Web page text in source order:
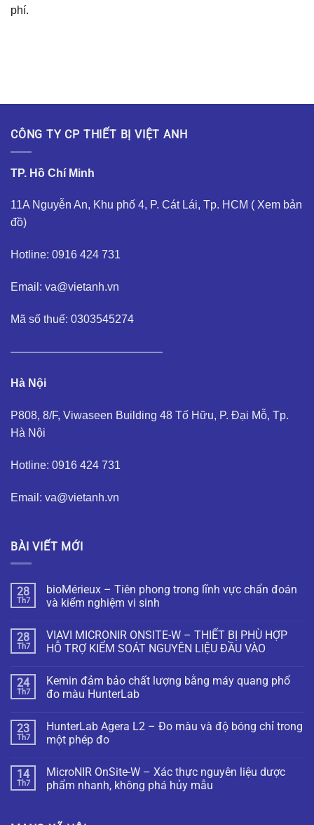
phí.
CÔNG TY CP THIẾT BỊ VIỆT ANH
TP. Hồ Chí Minh
11A Nguyễn An, Khu phố 4, P. Cát Lái, Tp. HCM ( Xem bản
đồ)
Hotline: 0916 424 731
Email: va@vietanh.vn
Mã số thuế: 0303545274
—————————————–
Hà Nội
P808, 8/F, Viwaseen Building 48 Tố Hữu, P. Đại Mỗ, Tp.
Hà Nội
Hotline: 0916 424 731
Email: va@vietanh.vn
BÀI VIẾT MỚI
28
Th7
bioMérieux – Tiên phong trong lĩnh vực chẩn đoán
và kiểm nghiệm vi sinh
28
Th7
VIAVI MICRONIR ONSITE-W – THIẾT BỊ PHÙ HỢP
HỖ TRỢ KIỂM SOÁT NGUYÊN LIỆU ĐẦU VÀO
24
Th7
Kemin đảm bảo chất lượng bằng máy quang phổ
đo màu HunterLab
23
Th7
HunterLab Agera L2 – Đo màu và độ bóng chỉ trong
một phép đo
14
Th7
MicroNIR OnSite-W – Xác thực nguyên liệu dược
phẩm nhanh, không phá hủy mẫu